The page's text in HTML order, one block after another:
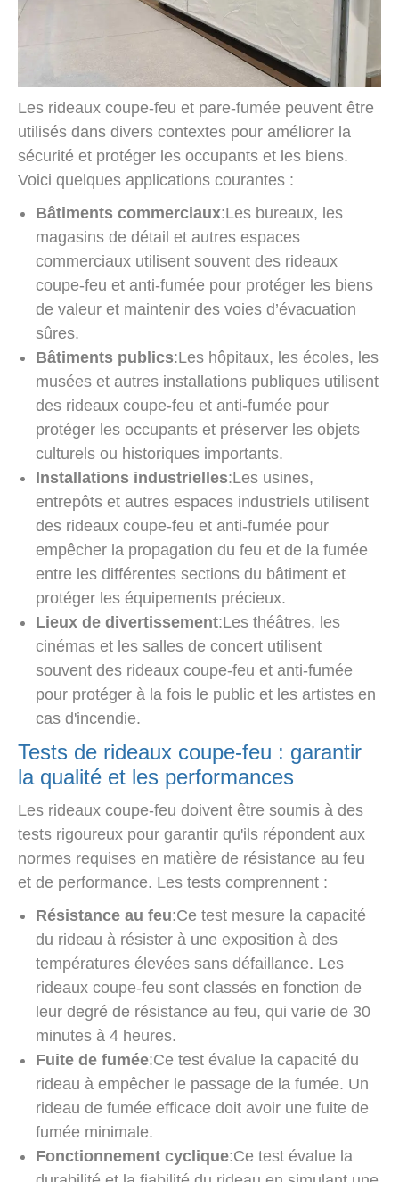
Les rideaux coupe-feu et pare-fumée peuvent être
utilisés dans divers contextes pour améliorer la
sécurité et protéger les occupants et les biens.
Voici quelques applications courantes :
Bâtiments commerciaux:Les bureaux, les
magasins de détail et autres espaces
commerciaux utilisent souvent des rideaux
coupe-feu et anti-fumée pour protéger les biens
de valeur et maintenir des voies d’évacuation
sûres.
Bâtiments publics:Les hôpitaux, les écoles, les
musées et autres installations publiques utilisent
des rideaux coupe-feu et anti-fumée pour
protéger les occupants et préserver les objets
culturels ou historiques importants.
Installations industrielles:Les usines,
entrepôts et autres espaces industriels utilisent
des rideaux coupe-feu et anti-fumée pour
empêcher la propagation du feu et de la fumée
entre les différentes sections du bâtiment et
protéger les équipements précieux.
Lieux de divertissement:Les théâtres, les
cinémas et les salles de concert utilisent
souvent des rideaux coupe-feu et anti-fumée
pour protéger à la fois le public et les artistes en
cas d'incendie.
Tests de rideaux coupe-feu : garantir
la qualité et les performances
Les rideaux coupe-feu doivent être soumis à des
tests rigoureux pour garantir qu'ils répondent aux
normes requises en matière de résistance au feu
et de performance. Les tests comprennent :
Résistance au feu:Ce test mesure la capacité
du rideau à résister à une exposition à des
températures élevées sans défaillance. Les
rideaux coupe-feu sont classés en fonction de
leur degré de résistance au feu, qui varie de 30
minutes à 4 heures.
Fuite de fumée:Ce test évalue la capacité du
rideau à empêcher le passage de la fumée. Un
rideau de fumée efficace doit avoir une fuite de
fumée minimale.
Fonctionnement cyclique:Ce test évalue la